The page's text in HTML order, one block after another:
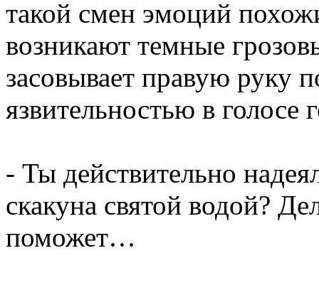
такой смен эмоций
возникают темные
засовывает правую руку
язвительностью в голосе
- Ты действительно
скакуна святой водой?
поможет…